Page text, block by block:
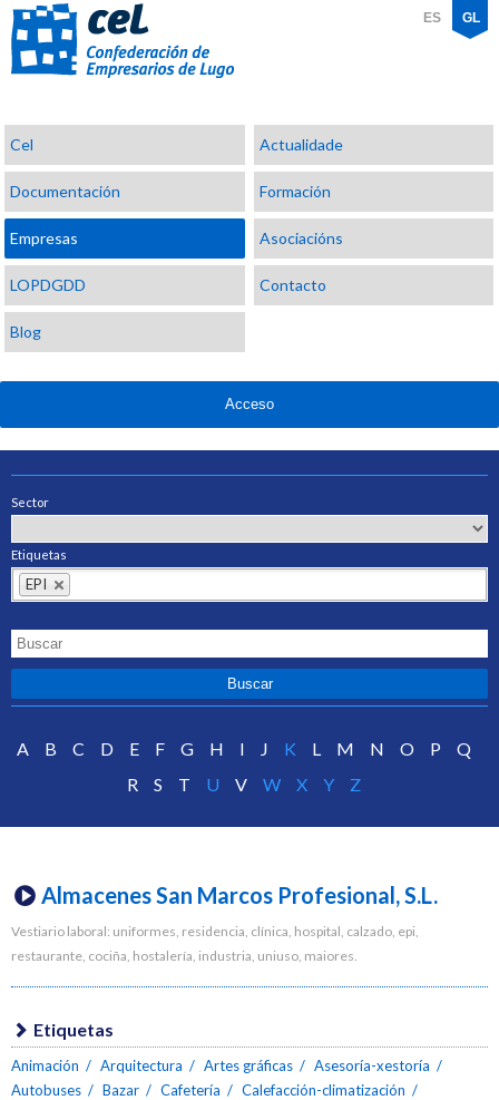
Confederación
de
Empresarios
de
Lugo
ES GL
Cel Actualidade
Documentación Formación
Empresas Asociacións
LOPDGDD Contacto
Blog
Acceso
Sector
Etiquetas
EPI
A B C D E F G H I J K L M N O P
Q
R
S T U V W X Y Z
Almacenes San Marcos Profesional, S.L.
Vestiario laboral: uniformes, residencia, clínica, hospital, calzado, epi,
restaurante, cociña, hostalería, industria, uniuso, maiores.
Etiquetas
Animación Arquitectura Artes gráficas
Asesoría-xestoría
Autobuses
Bazar Cafetería
Calefacción-climatización